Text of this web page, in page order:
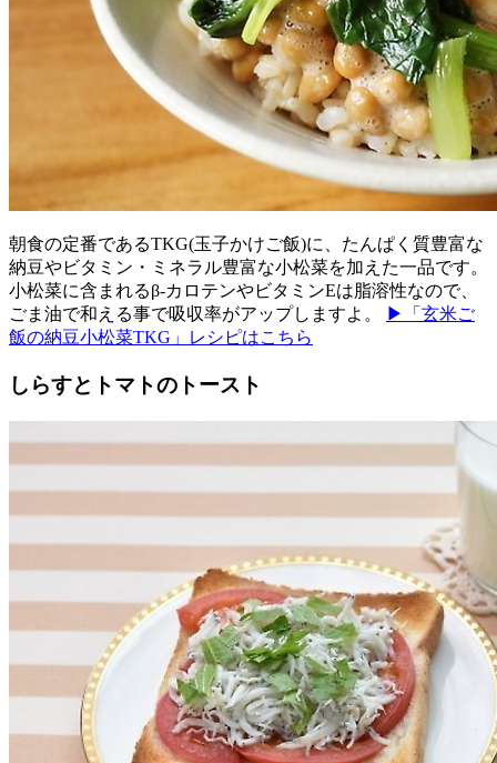
朝食の定番であるTKG(玉子かけご飯)に、たんぱく質豊富な
納豆やビタミン・ミネラル豊富な小松菜を加えた一品です。
小松菜に含まれるβ-カロテンやビタミンEは脂溶性なので、
ごま油で和える事で吸収率がアップしますよ。
▶「玄米ご
飯の納豆小松菜TKG」レシピはこちら
しらすとトマトのトースト